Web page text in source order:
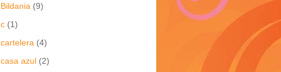
Bildania (9)
c (1)
cartelera (4)
casa azul (2)